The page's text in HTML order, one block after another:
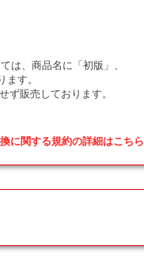
は、商品名に「初版」、
す。
ず販売しております。
に関する規約の詳細はこちら